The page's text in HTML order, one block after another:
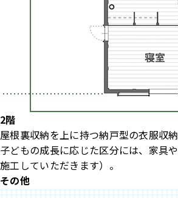
2階
屋根裏収納を上に持つ納戸型の衣服収
子どもの成長に応じた区分には、家具
施工していただきます）。
その他